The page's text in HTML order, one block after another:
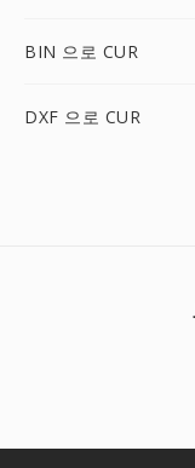
BIN 으로 CUR
DXF 으로 CUR